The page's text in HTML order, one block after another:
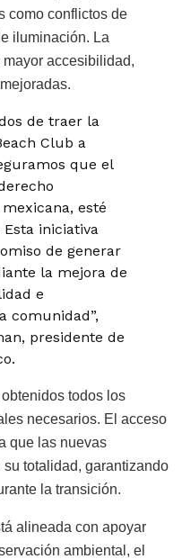
como conflictos de
iluminación. La
accesibilidad,
de traer la
Club a
que el
esté
iniciativa
de generar
la mejora de
e
comunidad”,
presidente de
todos los
necesarios. El acceso
que las nuevas
totalidad, garantizando
la transición.
alineada con apoyar
ambiental, el